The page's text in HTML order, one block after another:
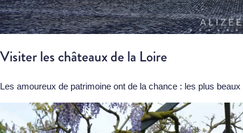
Visiter les châteaux de la Loire
Les amoureux de patrimoine ont de la chance : les plus